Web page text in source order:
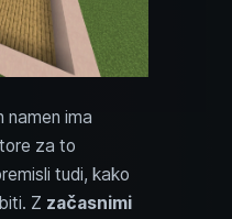
namen ima
za to
tudi, kako
Z začasnimi